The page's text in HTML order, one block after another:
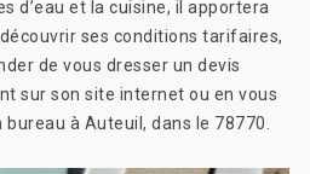
d’eau et la cuisine, il apportera
ses conditions tarifaires,
de vous dresser un devis
sur son site internet ou en vous
à Auteuil, dans le 78770.